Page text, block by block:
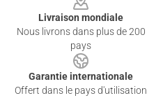
Livraison mondiale
Nous livrons dans plus de 200
pays
Garantie internationale
Offert dans le pays d'utilisation